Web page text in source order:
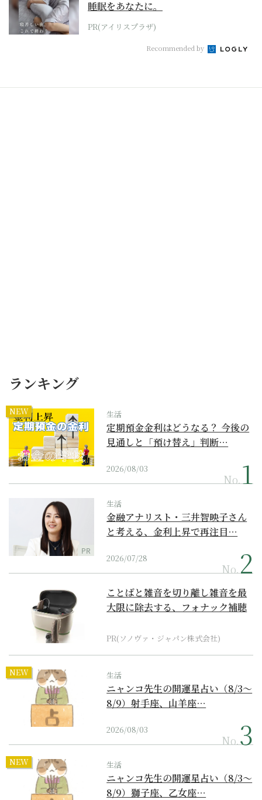
睡眠をあなたに。
PR(アイリスプラザ)
Recommended by
ランキング
NEW 生活
定期預金金利はどうなる？ 今後の
見通しと「預け替え」判断…
2026/08/03
No.
PR
生活
金融アナリスト・三井智映子さん
と考える、金利上昇で再注目…
2026/07/28
No.
ことばと雑音を切り離し雑音を最
大限に除去する、フォナック補聴
PR(ソノヴァ・ジャパン株式会社)
NEW 生活
ニャンコ先生の開運星占い（8/3～
8/9）射手座、山羊座…
2026/08/03
No.
NEW 生活
ニャンコ先生の開運星占い（8/3～
8/9）獅子座、乙女座…